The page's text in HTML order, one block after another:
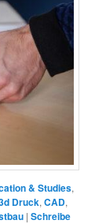
& Studies,
Druck,CAD,
|Schreibe